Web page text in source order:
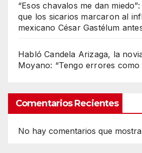
“Esos chavalos me dan
que los sicarios marcaron al
mexicano César Gastélum
Habló Candela Arizaga, la
Moyano: “Tengo errores como
Comentarios Recientes
No hay comentarios que